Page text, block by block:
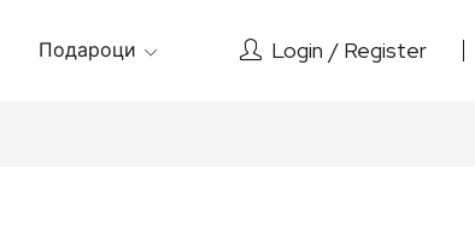
Подароци Login Register